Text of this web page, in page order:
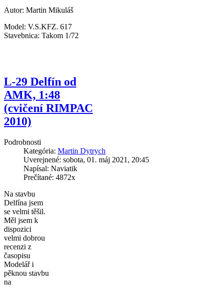
Autor: Martin Mikuláš
Model: V.S.KFZ. 617
Stavebnica: Takom 1/72
L-29 Delfín od
AMK, 1:48
(cvičení RIMPAC
2010)
Podrobnosti
Kategória: Martin Dytrych
Uverejnené: sobota, 01. máj 2021, 20:45
Napísal: Naviatik
Prečítané: 4872x
Na stavbu
Delfína jsem
se velmi těšil.
Měl jsem k
dispozici
velmi dobrou
recenzi z
časopisu
Modelář i
pěknou stavbu
na